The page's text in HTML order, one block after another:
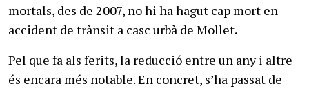
mortals, des de 2007, no hi ha hagut cap mort en
accident de trànsit a casc urbà de Mollet.
Pel que fa als ferits, la reducció entre un any i altre
és encara més notable. En concret, s’ha passat de